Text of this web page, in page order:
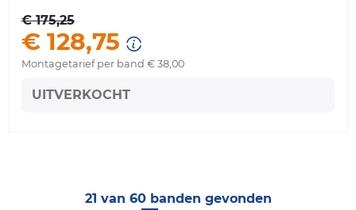
€ 175,25
€ 128,75
Montagetarief per band € 38,00
UITVERKOCHT
21 van 60 banden gevonden